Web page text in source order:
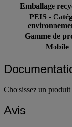
Emballage
PEIS -
Gamme de
Mobile
Choisissez un
Avis